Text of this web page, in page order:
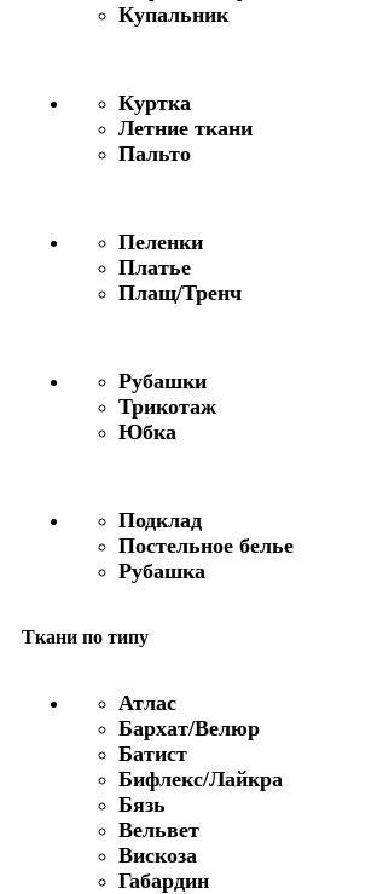
Купальник
Куртка
Летние ткани
Пальто
Пеленки
Платье
Плащ/Тренч
Рубашки
Трикотаж
Юбка
Подклад
Постельное белье
Рубашка
Ткани по типу
Атлас
Бархат/Велюр
Батист
Бифлекс/Лайкра
Бязь
Вельвет
Вискоза
Габардин